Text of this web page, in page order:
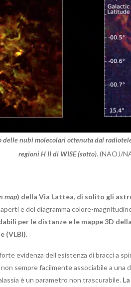
delle nubi molecolari ottenuta dal
regioni H II di WISE (sotto).(NAOJ/
map) della Via Lattea, di solito gli
e del diagramma colore-
per le distanze e le mappe 3D
(VLBI).
evidenza dell’esistenza di bracci a
sempre facilmente associabile a una
è un parametro non trascurabile.